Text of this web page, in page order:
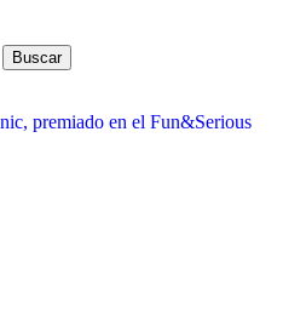
Buscar
premiado en el Fun&Serious